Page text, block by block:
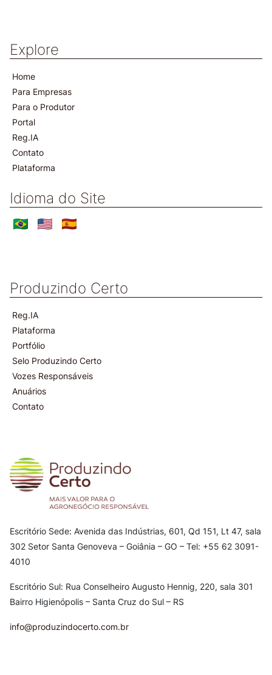
Explore
Home
Para Empresas
Para o Produtor
Portal
Reg.IA
Contato
Plataforma
Idioma do Site
Produzindo Certo
Reg.IA
Plataforma
Portfólio
Selo Produzindo Certo
Vozes Responsáveis
Anuários
Contato
Escritório Sede: Avenida das Indústrias, 601, Qd 151, Lt 47, sala
302 Setor Santa Genoveva – Goiânia – GO – Tel: +55 62 3091-
4010
Escritório Sul: Rua Conselheiro Augusto Hennig, 220, sala 301
Bairro Higienópolis – Santa Cruz do Sul – RS
info@produzindocerto.com.br